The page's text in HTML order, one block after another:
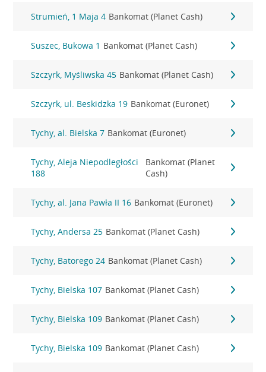
Strumień, 1 Maja 4 Bankomat (Planet Cash)
Suszec, Bukowa 1 Bankomat (Planet Cash)
Szczyrk, Myśliwska 45 Bankomat (Planet Cash)
Szczyrk, ul. Beskidzka 19 Bankomat (Euronet)
Tychy, al. Bielska 7 Bankomat (Euronet)
Tychy, Aleja Niepodległości
188
Bankomat (Planet
Cash)
Tychy, al. Jana Pawła II 16 Bankomat (Euronet)
Tychy, Andersa 25 Bankomat (Planet Cash)
Tychy, Batorego 24 Bankomat (Planet Cash)
Tychy, Bielska 107 Bankomat (Planet Cash)
Tychy, Bielska 109 Bankomat (Planet Cash)
Tychy, Bielska 109 Bankomat (Planet Cash)